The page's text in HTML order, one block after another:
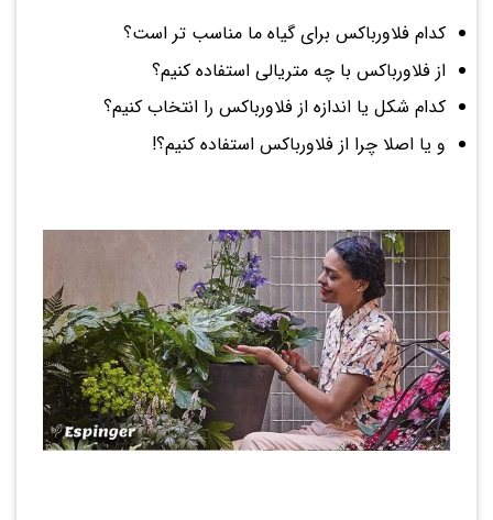
کدام فلاورباکس برای گیاه ما مناسب تر است؟
از فلاورباکس با چه متریالی استفاده کنیم؟
کدام شکل یا اندازه از فلاورباکس را انتخاب کنیم؟
و یا اصلا چرا از فلاورباکس استفاده کنیم؟!